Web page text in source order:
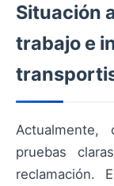
Situación
trabajo e
Actualmente,
pruebas
reclamación.